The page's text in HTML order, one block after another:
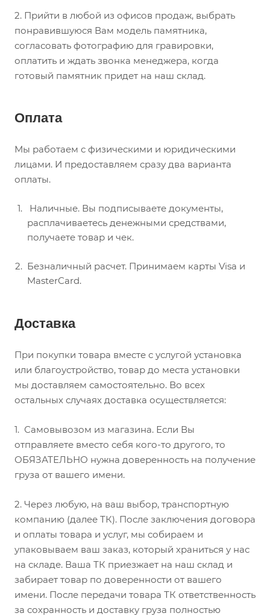
2. Прийти в любой из офисов продаж, выбрать
понравившуюся Вам модель памятника,
согласовать фотографию для гравировки,
оплатить и ждать звонка менеджера, когда
готовый памятник придет на наш склад.
Оплата
Мы работаем с физическими и юридическими
лицами. И предоставляем сразу два варианта
оплаты.
Наличные. Вы подписываете документы,
расплачиваетесь денежными средствами,
получаете товар и чек.
Безналичный расчет. Принимаем карты Visa и
MasterCard.
Доставка
При покупки товара вместе с услугой установка
или благоустройство, товар до места установки
мы доставляем самостоятельно. Во всех
остальных случаях доставка осуществляется:
1. Самовывозом из магазина. Если Вы
отправляете вместо себя кого-то другого, то
ОБЯЗАТЕЛЬНО нужна доверенность на получение
груза от вашего имени.
2. Через любую, на ваш выбор, транспортную
компанию (далее ТК). После заключения договора
и оплаты товара и услуг, мы собираем и
упаковываем ваш заказ, который храниться у нас
на складе. Ваша ТК приезжает на наш склад и
забирает товар по доверенности от вашего
имени. После передачи товара ТК ответственность
за сохранность и доставку груза полностью